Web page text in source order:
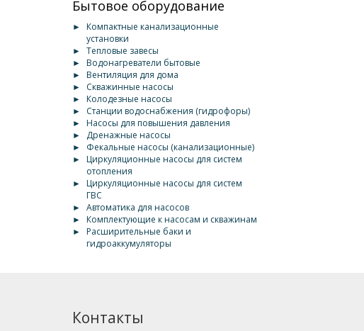
Бытовое оборудование
►
Компактные канализационные
установки
► Тепловые завесы
►
Водонагреватели бытовые
►
Вентиляция для дома
►
Скважинные насосы
►
Колодезные насосы
►
Станции водоснабжения (гидрофоры)
►
Насосы для повышения давления
►
Дренажные насосы
►
Фекальные насосы (канализационные)
►
Циркуляционные насосы для систем
отопления
►
Циркуляционные насосы для систем
ГВС
► Автоматика для насосов
►
Комплектующие к насосам и скважинам
►
Расширительные баки и
гидроаккумуляторы
Контакты